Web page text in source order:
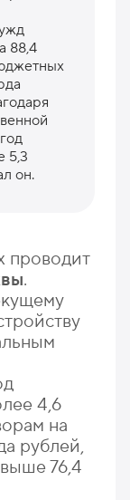
88,4
5,3
он.
проводит
.
4,6
на
рублей,
76,4